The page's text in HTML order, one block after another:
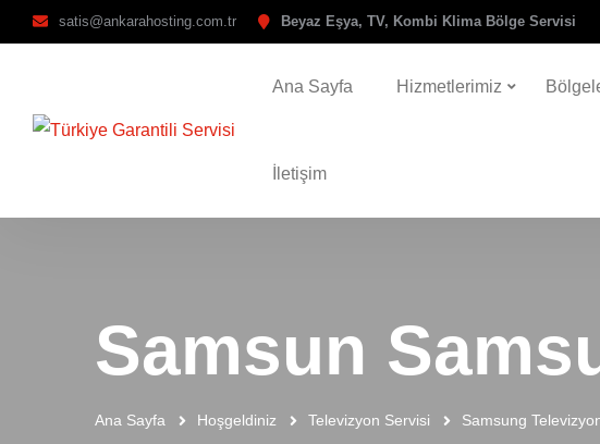
satis@ankarahosting.com.tr Beyaz Eşya, TV, Kombi Klima Bölge Servisi
Ana Sayfa Hizmetlerimiz
İletişim
Samsun
Ana Sayfa Hoşgeldiniz Televizyon Servisi Samsung